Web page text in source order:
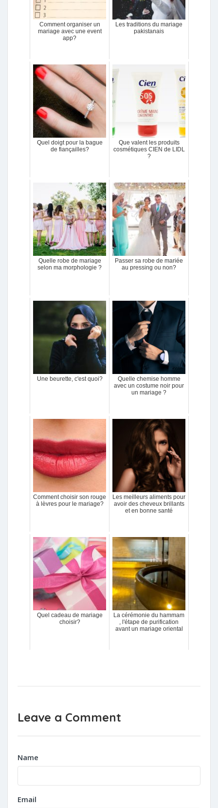
Comment organiser un
mariage avec une event
app?
Les traditions du mariage
pakistanais
Quel doigt pour la bague
de fiançailles?
Que valent les produits
cosmétiques CIEN de LIDL
?
Quelle robe de mariage
selon ma morphologie ?
Passer sa robe de mariée
au pressing ou non?
Une beurette, c'est quoi?
Quelle chemise homme
avec un costume noir pour
un mariage ?
Comment choisir son rouge
à lèvres pour le mariage?
Les meilleurs aliments pour
avoir des cheveux brillants
et en bonne santé
Quel cadeau de mariage
choisir?
La cérémonie du hammam
, l'étape de purification
avant un mariage oriental
Leave a Comment
Name
Email